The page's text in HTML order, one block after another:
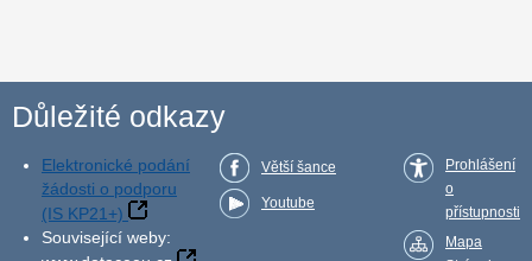
Důležité odkazy
Elektronické podání
žádosti o podporu
(IS KP21+)
Související weby:
Větší šance
Youtube
Prohlášení
o
přístupnosti
Mapa